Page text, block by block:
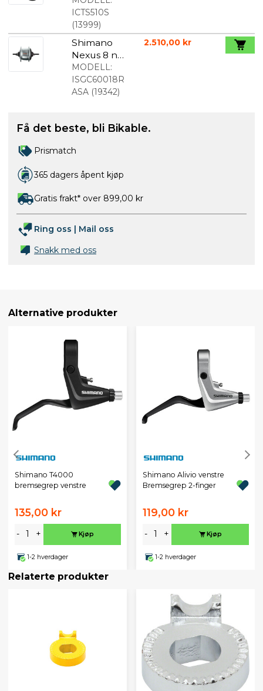
mer sølv
ICTS510S
(13999)
Shimano
Nexus 8 nav
Rullebrems
Sølv
MODELL:
ISGC60018R
ASA(19342)
2.510,00 kr
Få det beste, bli Bikable.
Prismatch
365 dagers åpent kjøp
Gratis frakt* over 899,00 kr
Ring oss | Mail oss
Snakk med oss
Alternative produkter
Shimano T4000
bremsegrep venstre
135,00 kr
- + Kjøp
1-2 hverdager
Shimano Alivio venstre
Bremsegrep 2-finger
119,00 kr
- + Kjøp
1-2 hverdager
Relaterte produkter